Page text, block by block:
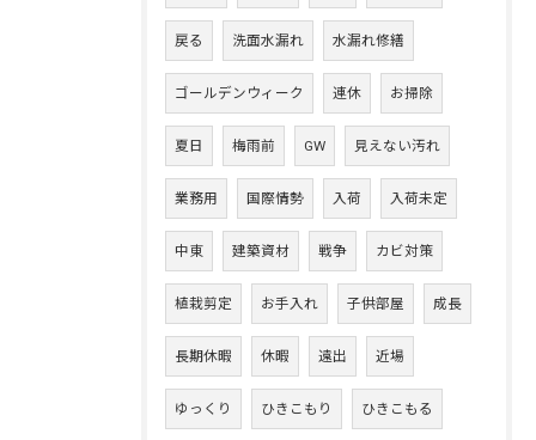
戻る 洗面水漏れ 水漏れ修繕
ゴールデンウィーク 連休 お掃除
夏日 梅雨前 GW 見えない汚れ
業務用 国際情勢 入荷 入荷未定
中東 建築資材 戦争 カビ対策
植栽剪定 お手入れ 子供部屋 成長
長期休暇 休暇 遠出 近場
ゆっくり ひきこもり ひきこもる